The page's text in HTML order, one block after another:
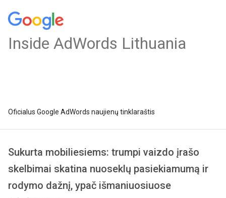
Inside AdWords Lithuania
Oficialus Google AdWords naujienų tinklaraštis
Sukurta mobiliesiems: trumpi vaizdo įrašo
skelbimai skatina nuoseklų pasiekiamumą ir
rodymo dažnį, ypač išmaniuosiuose